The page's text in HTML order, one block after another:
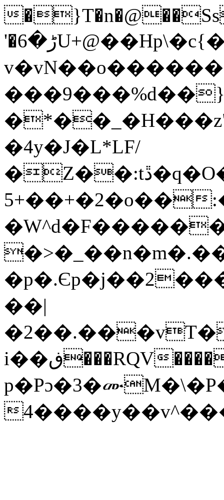
'�ڑ�6U+@��Hp\�c{�z��n��xN�����xƍ
�4y�J�L*LF/
�Z��:tڐ�q�O���O�go��`�mO�_w��^�M�o-
5+��+�2�o��
��|
i��ڧ���RQV����0������+�<��E�dZ���u����f.%,԰D�> ?